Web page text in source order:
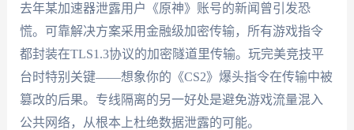
去年某加速器泄露用户《原神》账号的新闻曾引发恐
慌。可靠解决方案采用金融级加密传输，所有游戏指令
都封装在TLS1.3协议的加密隧道里传输。玩完美竞技平
台时特别关键——想象你的《CS2》爆头指令在传输中被
篡改的后果。专线隔离的另一好处是避免游戏流量混入
公共网络，从根本上杜绝数据泄露的可能。